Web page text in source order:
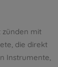
zünden mit
die direkt
Instrumente,